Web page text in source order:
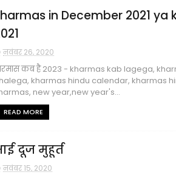
in December 2021 ya
नवंबर 26, 2020
कब है 2023 - kharmas kab lagega,
kharmas hindu calendar, kharmas
new year,new year's...
READ MORE
दूज मुहूर्त
नवंबर 15, 2020